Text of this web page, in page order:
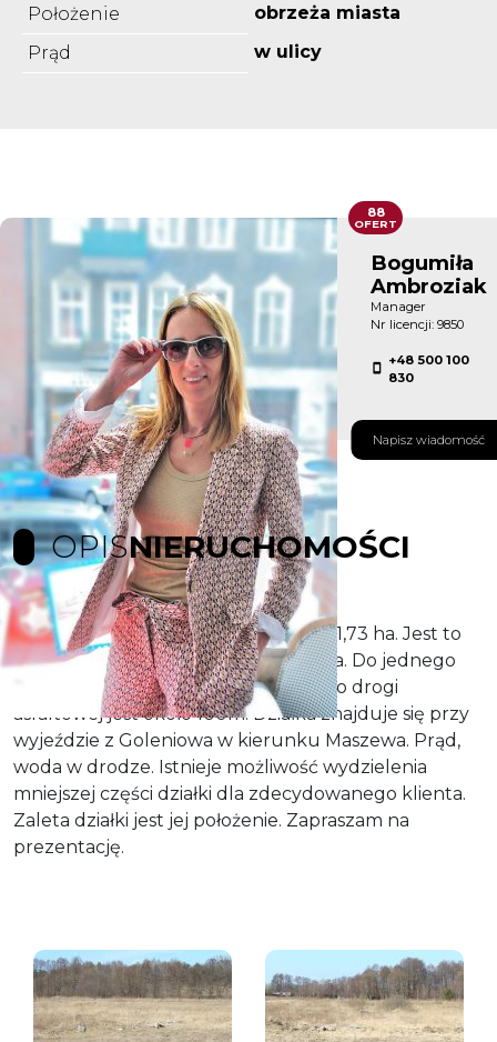
Położenie
obrzeża miasta
Prąd
w ulicy
Bogumiła
Ambroziak
Manager
Nr licencji: 9850
+48 500 100
830
Napisz wiadomość
88
OFERT
OPISNIERUCHOMOŚCI
Przedmiotem sprzedaży jest działka 1,73 ha. Jest to
nieruchomość rolna, niezabudowana. Do jednego
boku przylega droga utwardzona, do drogi
asfaltowej jest około 100m. Działka znajduje się przy
wyjeździe z Goleniowa w kierunku Maszewa. Prąd,
woda w drodze. Istnieje możliwość wydzielenia
mniejszej części działki dla zdecydowanego klienta.
Zaleta działki jest jej położenie. Zapraszam na
prezentację.